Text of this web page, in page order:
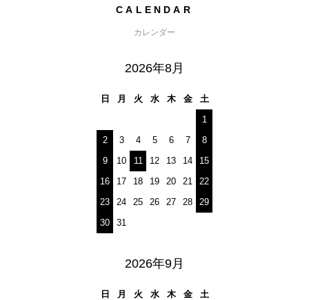
CALENDAR
カレンダー
2026年8月
日 月 火 水 木 金
土
1
2
3 4 5 6 7
8
9
10 11 12 13 14
15
16
17 18 19 20 21
22
23
24 25 26 27 28
29
30
31
2026年9月
日 月 火 水 木 金
土